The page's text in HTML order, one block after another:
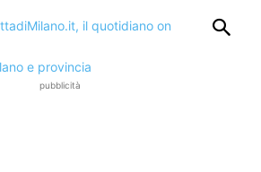
pubblicità